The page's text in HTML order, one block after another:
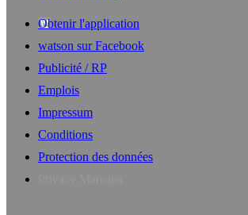
Obtenir l'application
watson sur Facebook
Publicité / RP
Emplois
Impressum
Conditions
Protection des données